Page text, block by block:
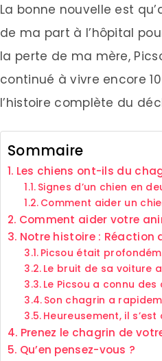
La bonne nouvelle est
de ma part à l’hôpital
la perte de ma mère,
continué à vivre encore
l’histoire complète du
Sommaire
Les chiens ont-ils du
Signes d’un chien en
Comment aider un
Comment aider votre
Notre histoire : Réaction
Picsou était
Le bruit de sa voiture
Le Picsou a connu
Son chagrin a
Heureusement, il
Prenez le chagrin de
Qu’en pensez-vous ?